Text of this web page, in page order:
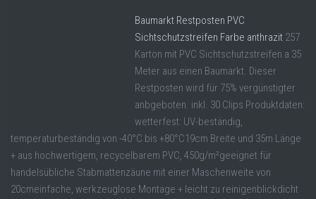
Baumarkt Restposten PVC
Sichtschutzstreifen Farbe anthrazit 257
Karton mit PVC Sichtschutzstreifen a 35
Meter aus einen Baumarkt. Dieser
Restposten wird für 75% vergünstigter
anbgeboten. inkl. 30 Clips Produktdaten:
wetterfest: UV-beständig,
temperaturbeständig von -40°C bis +80°C19cm Breite und 35m Länge
+ aus hochwertigem, recycelbarem PVC, 450g/m²geeignet für
handelsübliche Stabmattenzäune mit einer Maschenweite von
20cmeinfache, werkzeuglose Montage + leicht zu reinigenblickdicht